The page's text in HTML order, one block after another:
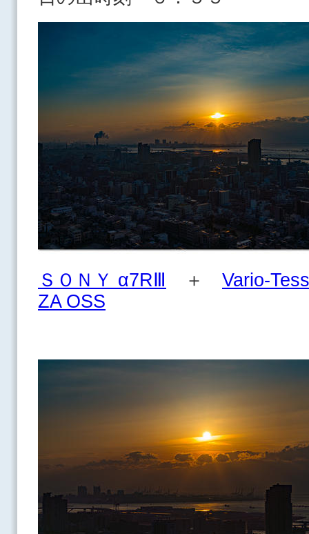
ＳＯＮＹ α7RⅢ ＋
Vario-
ZA OSS